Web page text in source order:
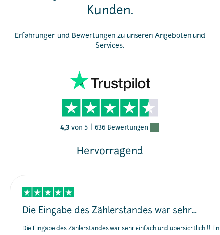
Kunden.
Erfahrungen und Bewertungen zu unseren Angeboten und
Services.
4,3 von 5 |636 Bewertungen
Hervorragend
Die Eingabe des Zählerstandes war sehr…
Die Eingabe des Zählerstandes war sehr einfach und übersichtlich !!